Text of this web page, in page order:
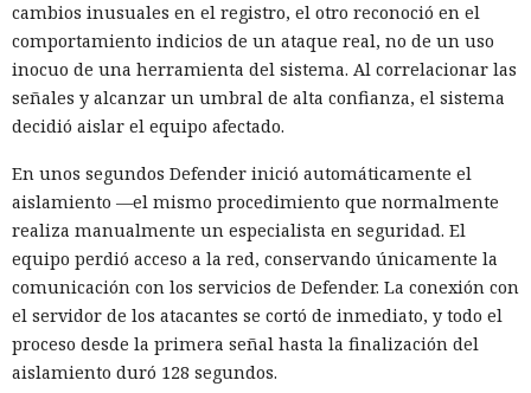
cambios inusuales en el registro, el otro reconoció en el
comportamiento indicios de un ataque real, no de un uso
inocuo de una herramienta del sistema. Al correlacionar las
señales y alcanzar un umbral de alta confianza, el sistema
decidió aislar el equipo afectado.
En unos segundos Defender inició automáticamente el
aislamiento —el mismo procedimiento que normalmente
realiza manualmente un especialista en seguridad. El
equipo perdió acceso a la red, conservando únicamente la
comunicación con los servicios de Defender. La conexión con
el servidor de los atacantes se cortó de inmediato, y todo el
proceso desde la primera señal hasta la finalización del
aislamiento duró 128 segundos.